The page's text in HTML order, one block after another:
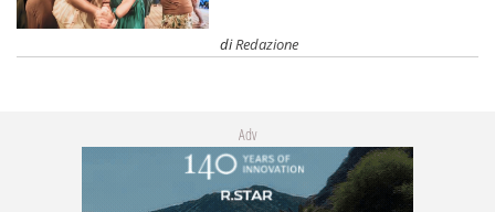
diRedazione
Adv